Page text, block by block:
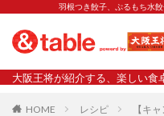
羽根つき餃子、ぷるもち水
大阪王将が紹介する、楽しい食
HOME レシピ 【キ
タグ
2023新商品 炒飯の素